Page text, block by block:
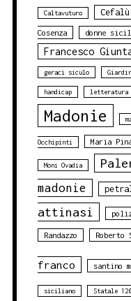
Caltavuturo Cefalù
Cosenza donne
Francesco
geraci siculo
handicap letteratura
Madonie
Occhipinti Maria
Moni Ovadia
madonie
attinasi
Randazzo
franco santino
siciliano Statale 120